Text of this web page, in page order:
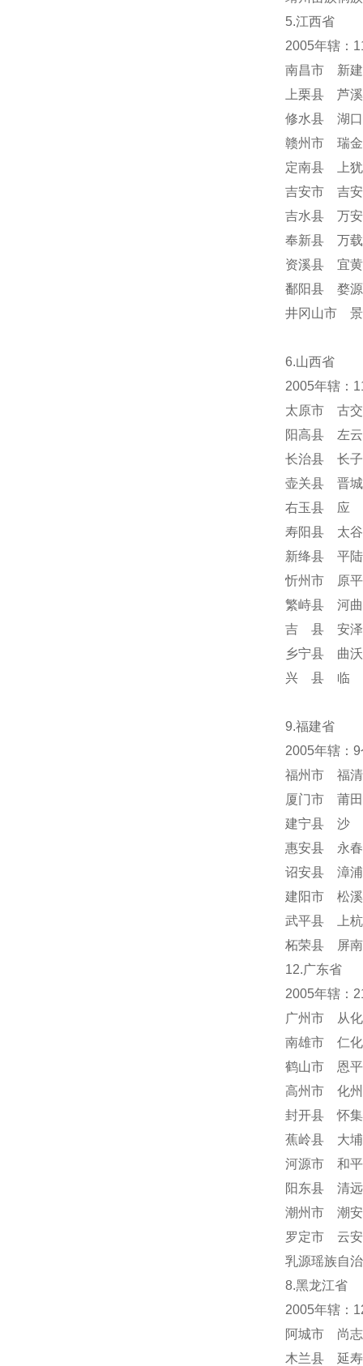
5.江西省
2005年辖：
南昌市 新
上栗县 芦
修水县 湖
赣州市 瑞
定南县 上
吉安市 吉
吉水县 万
奉新县 万
资溪县 宜
鄱阳县 婺
井冈山市
6.山西省
2005年辖：
太原市 古
阳高县 左
长治县 长
壶关县 晋
右玉县 应
寿阳县 太
新绛县 平
忻州市 原
繁峙县 河
吉 县 安
乡宁县 曲
兴 县 临
9.福建省
2005年辖：
福州市 福
厦门市 莆
建宁县 沙
惠安县 永
诏安县 漳
建阳市 松
武平县 上
柘荣县 屏
12.广东省
2005年辖：
广州市 从
南雄市 仁
鹤山市 恩
高州市 化
封开县 怀
蕉岭县 大
河源市 和
阳东县 清
潮州市 潮
罗定市 云
乳源瑶族自
8.黑龙江省
2005年辖：
阿城市 尚
木兰县 延